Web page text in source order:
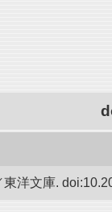
洋文庫.